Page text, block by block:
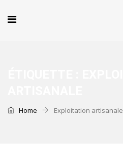
Home Exploitation artisanale